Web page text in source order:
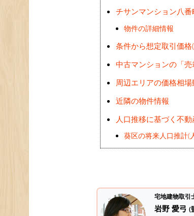
チサンマンション八
物件の詳細情報
条件から想定取引価
中古マンションの「
周辺エリアの価格相場
近隣の物件情報
人口推移に基づく不
葵区の将来人口推計(
宅地建物取引
岩野 愛弓 (